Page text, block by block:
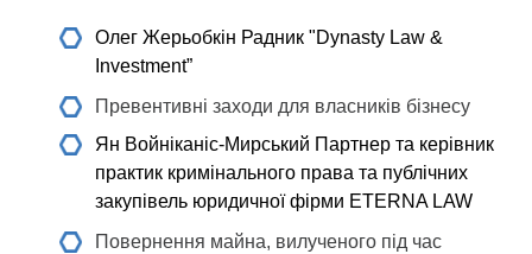
Олег Жерьобкін Радник "Dynasty Law &
Investment”
Превентивні заходи для власників бізнесу
Ян Войніканіс-Мирський Партнер та керівник
практик кримінального права та публічних
закупівель юридичної фірми ETERNA LAW
Повернення майна, вилученого під час